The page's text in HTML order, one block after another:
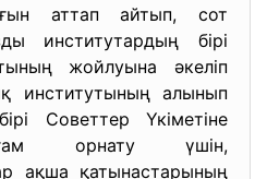
аттап айтып, сот
институтардың бірі
жойлуына әкеліп
институтының алынып
Советтер Үкіметіне
орнату үшін,
ақша қатынастарының